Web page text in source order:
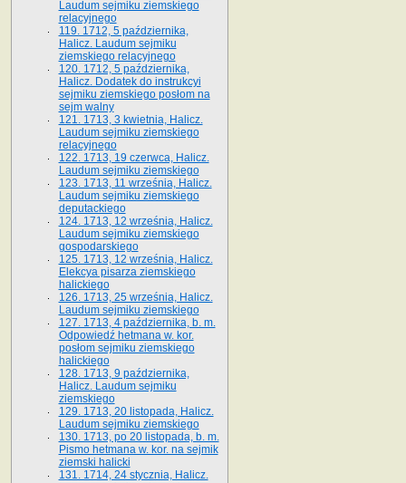
Laudum sejmiku ziemskiego
relacyjnego
119. 1712, 5 października,
Halicz. Laudum sejmiku
ziemskiego relacyjnego
120. 1712, 5 października,
Halicz. Dodatek do instrukcyi
sejmiku ziemskiego posłom na
sejm walny
121. 1713, 3 kwietnia, Halicz.
Laudum sejmiku ziemskiego
relacyjnego
122. 1713, 19 czerwca, Halicz.
Laudum sejmiku ziemskiego
123. 1713, 11 września, Halicz.
Laudum sejmiku ziemskiego
deputackiego
124. 1713, 12 września, Halicz.
Laudum sejmiku ziemskiego
gospodarskiego
125. 1713, 12 września, Halicz.
Elekcya pisarza ziemskiego
halickiego
126. 1713, 25 września, Halicz.
Laudum sejmiku ziemskiego
127. 1713, 4 października, b. m.
Odpowiedź hetmana w. kor.
posłom sejmiku ziemskiego
halickiego
128. 1713, 9 października,
Halicz. Laudum sejmiku
ziemskiego
129. 1713, 20 listopada, Halicz.
Laudum sejmiku ziemskiego
130. 1713, po 20 listopada, b. m.
Pismo hetmana w. kor. na sejmik
ziemski halicki
131. 1714, 24 stycznia, Halicz.